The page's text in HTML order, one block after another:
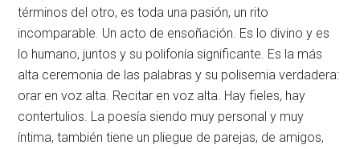
términos del otro, es toda una pasión, un rito
incomparable. Un acto de ensoñación. Es lo divino y es
lo humano, juntos y su polifonía significante. Es la más
alta ceremonia de las palabras y su polisemia verdadera:
orar en voz alta. Recitar en voz alta. Hay fieles, hay
contertulios. La poesía siendo muy personal y muy
íntima, también tiene un pliegue de parejas, de amigos,